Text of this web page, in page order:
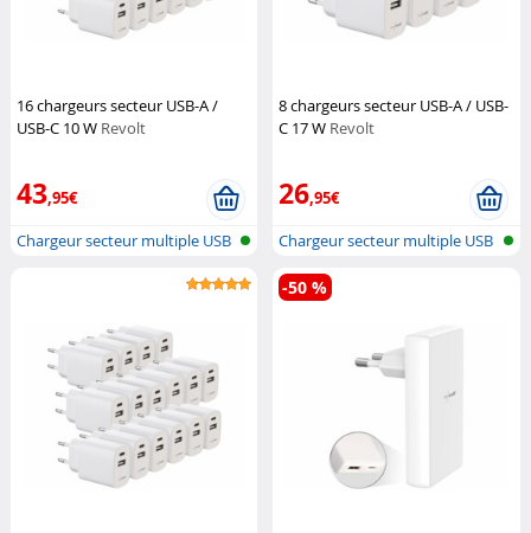
16 chargeurs secteur USB-A /
USB-C 10 W Revolt
43,95€
Chargeur secteur multiple USB
8 chargeurs secteur USB-A / USB-
C 17 W Revolt
26,95€
Chargeur secteur multiple USB
A & C
-50 %